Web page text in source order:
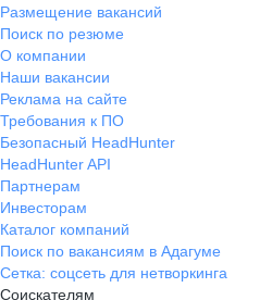
Размещение вакансий
Поиск по резюме
О компании
Наши вакансии
Реклама на сайте
Требования к ПО
Безопасный HeadHunter
HeadHunter API
Партнерам
Инвесторам
Каталог компаний
Поиск по вакансиям в Адагуме
Сетка: соцсеть для нетворкинга
Соискателям